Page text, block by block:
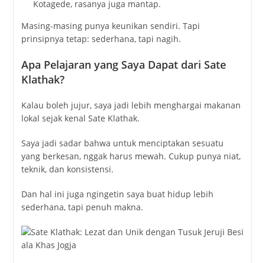
Kotagede, rasanya juga mantap.
Masing-masing punya keunikan sendiri. Tapi
prinsipnya tetap: sederhana, tapi nagih.
Apa Pelajaran yang Saya Dapat dari Sate
Klathak?
Kalau boleh jujur, saya jadi lebih menghargai makanan
lokal sejak kenal Sate Klathak.
Saya jadi sadar bahwa untuk menciptakan sesuatu
yang berkesan, nggak harus mewah. Cukup punya niat,
teknik, dan konsistensi.
Dan hal ini juga ngingetin saya buat hidup lebih
sederhana, tapi penuh makna.